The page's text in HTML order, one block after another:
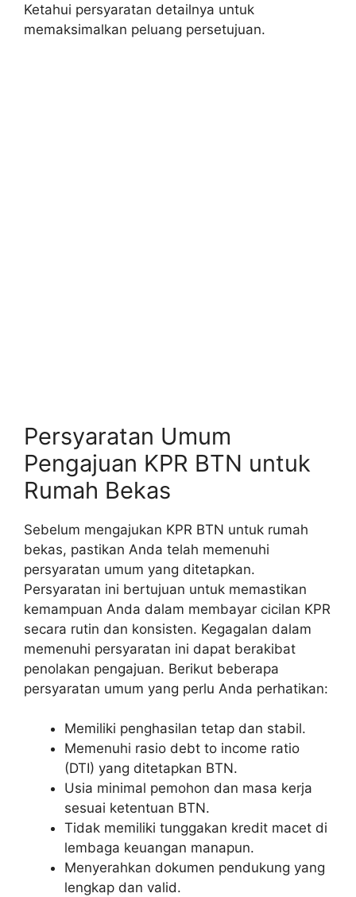
Ketahui persyaratan detailnya untuk
memaksimalkan peluang persetujuan.
Persyaratan Umum
Pengajuan KPR BTN untuk
Rumah Bekas
Sebelum mengajukan KPR BTN untuk rumah
bekas, pastikan Anda telah memenuhi
persyaratan umum yang ditetapkan.
Persyaratan ini bertujuan untuk memastikan
kemampuan Anda dalam membayar cicilan KPR
secara rutin dan konsisten. Kegagalan dalam
memenuhi persyaratan ini dapat berakibat
penolakan pengajuan. Berikut beberapa
persyaratan umum yang perlu Anda perhatikan:
Memiliki penghasilan tetap dan stabil.
Memenuhi rasio debt to income ratio
(DTI) yang ditetapkan BTN.
Usia minimal pemohon dan masa kerja
sesuai ketentuan BTN.
Tidak memiliki tunggakan kredit macet di
lembaga keuangan manapun.
Menyerahkan dokumen pendukung yang
lengkap dan valid.